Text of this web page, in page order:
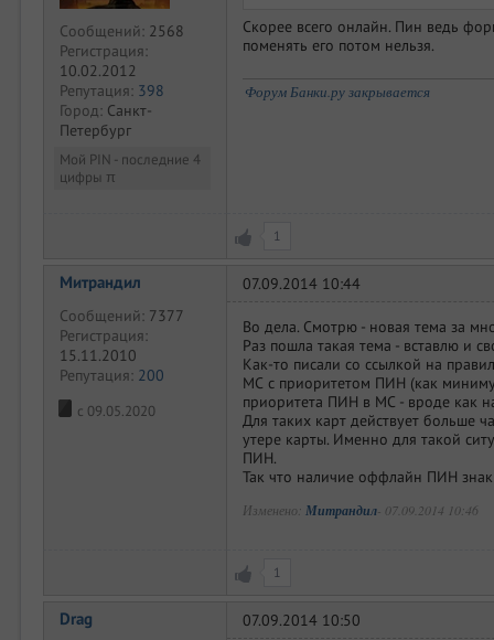
Сообщений: 2568
Регистрация:
10.02.2012
Репутация: 398
Город: Санкт-
Петербург
Мой PIN - последние 4
цифры π
Скорее всего онлайн. Пин ведь
поменять его потом нельзя.
Форум Банки.ру закрывается
1
Митрандил
Сообщений: 7377
Регистрация:
15.11.2010
Репутация: 200
с 09.05.2020
07.09.2014 10:44
Во дела. Смотрю - новая тема за
Раз пошла такая тема - вставлю и
Как-то писали со ссылкой на
МС с приоритетом ПИН (как
приоритета ПИН в МС - вроде как
Для таких карт действует больше
утере карты. Именно для такой
ПИН.
Так что наличие оффлайн ПИН
Изменено: Митрандил- 07.09.2014 10:46
1
Drag 07.09.2014 10:50